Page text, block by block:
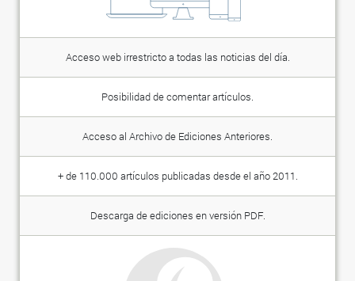
Acceso web irrestricto a todas las noticias del día.
Posibilidad de comentar artículos.
Acceso al Archivo de Ediciones Anteriores.
+ de 110.000 artículos publicadas desde el año 2011.
Descarga de ediciones en versión PDF.